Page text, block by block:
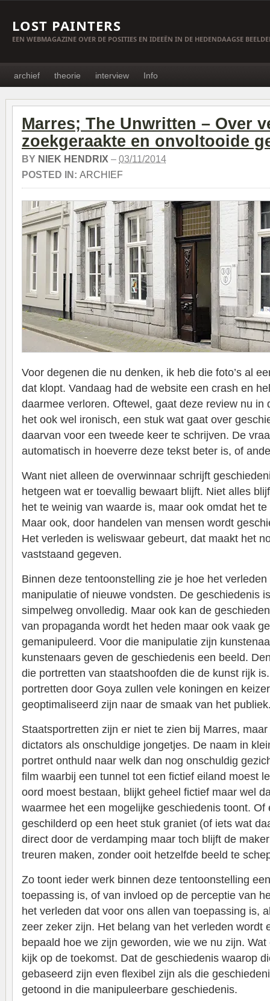
LOST PAINTERS
EEN WEBMAGAZINE OVER DE POSITIES EN IDEEËN IN DE HEDENDAAGSE
archief theorie interview Info
Marres; The Unwritten – Over
zoekgeraakte en onvoltooide
BY NIEK HENDRIX – 03/11/2014
POSTED IN: ARCHIEF
Voor degenen die nu denken, ik heb die foto’s al
dat klopt. Vandaag had de website een crash en
daarmee verloren. Oftewel, gaat deze review nu in
het ook wel ironisch, een stuk wat gaat over
daarvan voor een tweede keer te schrijven. De
automatisch in hoeverre deze tekst beter is, of
Want niet alleen de overwinnaar schrijft
hetgeen wat er toevallig bewaart blijft. Niet alles
het te weinig van waarde is, maar ook omdat het
Maar ook, door handelen van mensen wordt
Het verleden is weliswaar gebeurt, dat maakt het
vaststaand gegeven.
Binnen deze tentoonstelling zie je hoe het
manipulatie of nieuwe vondsten. De geschiedenis
simpelweg onvolledig. Maar ook kan de
van propaganda wordt het heden maar ook vaak
gemanipuleerd. Voor die manipulatie zijn
kunstenaars geven de geschiedenis een beeld.
die portretten van staatshoofden die de kunst rijk
portretten door Goya zullen vele koningen en
geoptimaliseerd zijn naar de smaak van het
Staatsportretten zijn er niet te zien bij Marres,
dictators als onschuldige jongetjes. De naam in
portret onthuld naar welk dan nog onschuldig
film waarbij een tunnel tot een fictief eiland moest
oord moest bestaan, blijkt geheel fictief maar wel
waarmee het een mogelijke geschiedenis toont. Of
geschilderd op een heet stuk graniet (of iets wat
direct door de verdamping maar toch blijft de
treuren maken, zonder ooit hetzelfde beeld te
Zo toont ieder werk binnen deze tentoonstelling
toepassing is, of van invloed op de perceptie van
het verleden dat voor ons allen van toepassing is,
zeer zeker zijn. Het belang van het verleden wordt
bepaald hoe we zijn geworden, wie we nu zijn.
kijk op de toekomst. Dat de geschiedenis waarop
gebaseerd zijn even flexibel zijn als die
getoond in die manipuleerbare geschiedenis.